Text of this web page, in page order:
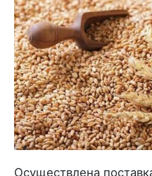
Осуществлена